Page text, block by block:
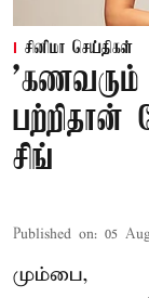
சினிமா செய்திகள்
’கணவரும்
பற்றிதான்
சிங்
Published on: 05
மும்பை,